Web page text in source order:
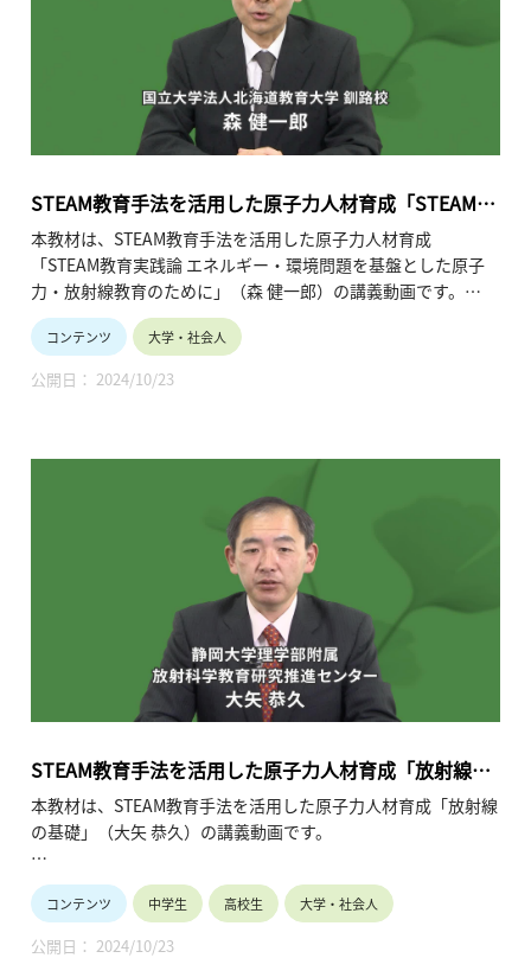
・講師名、講師所属：中島 宏（北海道大学大学院工学研究院
原子力安全先端研究・教育センター）
※所属・役職は収録当時のものです。
・動画の長さ： 58分（※動画4本）
STEAM教育手法を活用した原子力人材育成「STEAM教
育実践論 エネルギー・環境問題を基盤とした原子力・
放射線教育のために」
本教材は、STEAM教育手法を活用した原子力人材育成
「STEAM教育実践論 エネルギー・環境問題を基盤とした原子
力・放射線教育のために」（森 健一郎）の講義動画です。
本講義では、公立中学校で理科教員をしていた講師が、実際の
教育現場で実行できるSTEAM教育実践論、エネルギー環境教育
について話します。本講義の主な対象は、将来教員を目指す教
行動ができる資質・能力をつける教育です。そのために、授業
をどのように設計するかという教師側の考え方が大切になりま
す。到達目標は、STEAM教育の大切なポイントを押さえること
です。どういったことに留意すればSTEAM教育になるのか、と
いったことをお示しします。
ぜひ、皆様の学びにお役立てください。
・講師名、講師所属：森 健一郎（国立大学法人北海道教育大学
※所属・役職は収録当時のものです。
・動画の長さ： 1時間4分（※動画4本）
コンテンツ 大学・社会人
公開日： 2024/10/23
STEAM教育手法を活用した原子力人材育成「放射線の
基礎」
本教材は、STEAM教育手法を活用した原子力人材育成「放射線
の基礎」（大矢 恭久）の講義動画です。
本講義では、（１）放射線の基礎、（２）放射線の影響、
（３）身の回りの放射線、（４）放射線の利用、についてご説
明します。
コンテンツ 中学生 高校生 大学・社会人
公開日： 2024/10/23